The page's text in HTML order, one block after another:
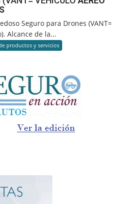
Seguro para Drones (VANT=
Alcance de la...
productos y servicios